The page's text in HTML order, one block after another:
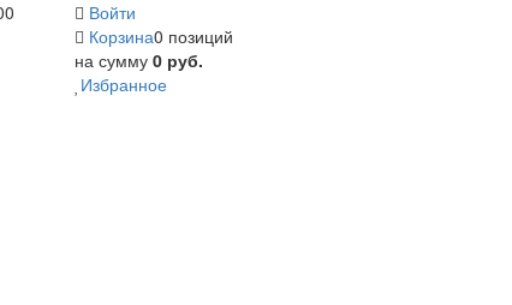
Войти
Корзина0 позиций
на сумму 0 руб.
Избранное